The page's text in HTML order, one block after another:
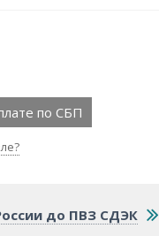
по СБП
до ПВЗ СДЭК